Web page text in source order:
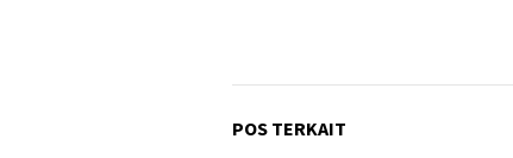
POS TERKAIT